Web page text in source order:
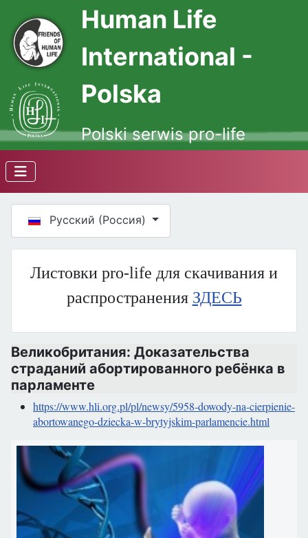
Human Life
International -
Polska
Polski serwis pro-life
Русский (Россия)
Листовки pro-life для скачивания и
распространения ЗДЕСЬ
Великобритания: Доказательства
страданий абортированного ребёнка в
парламенте
https://www.hli.org.pl/pl/newsy/5958-dowody-na-cierpienie-
abortowanego-dziecka-w-brytyjskim-parlamencie.html